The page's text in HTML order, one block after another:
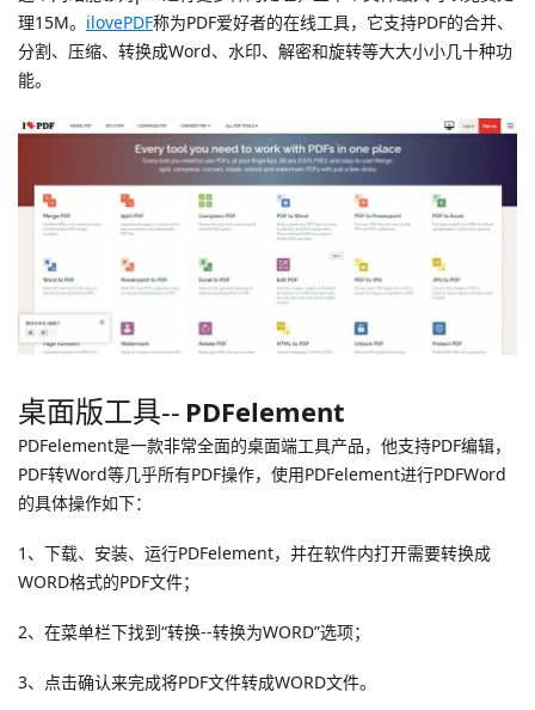
理15M。 ilovePDF称为PDF爱好者的在线工具，它支持PDF的合并、
分割、压缩、转换成Word、水印、解密和旋转等大大小小几十种功
能。
桌面版工具-- PDFelement
PDFelement是一款非常全面的桌面端工具产品，他支持PDF编辑，
PDF转Word等几乎所有PDF操作，使用PDFelement进行PDFWord
的具体操作如下：
1、下载、安装、运行PDFelement，并在软件内打开需要转换成
WORD格式的PDF文件；
2、在菜单栏下找到“转换--转换为WORD”选项；
3、点击确认来完成将PDF文件转成WORD文件。